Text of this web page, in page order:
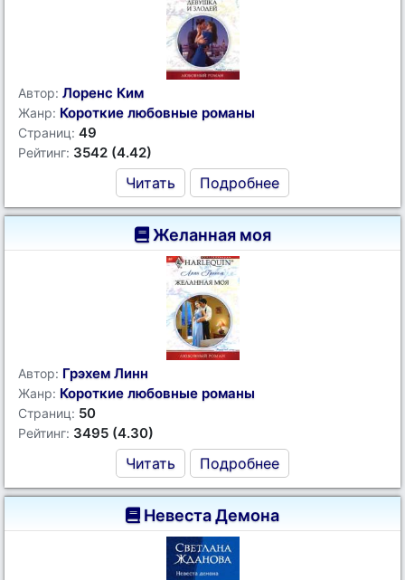
Автор: Лоренс Ким
Жанр: Короткие любовные романы
Страниц: 49
Рейтинг: 3542 (4.42)
Читать Подробнее
Желанная моя
Автор: Грэхем Линн
Жанр: Короткие любовные романы
Страниц: 50
Рейтинг: 3495 (4.30)
Читать Подробнее
Невеста Демона